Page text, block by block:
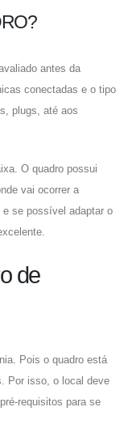
antes da
conectadas e o tipo
plugs, até aos
O quadro possui
vai ocorrer a
se possível adaptar o
de
Pois o quadro está
Por isso, o local deve
requisitos para se